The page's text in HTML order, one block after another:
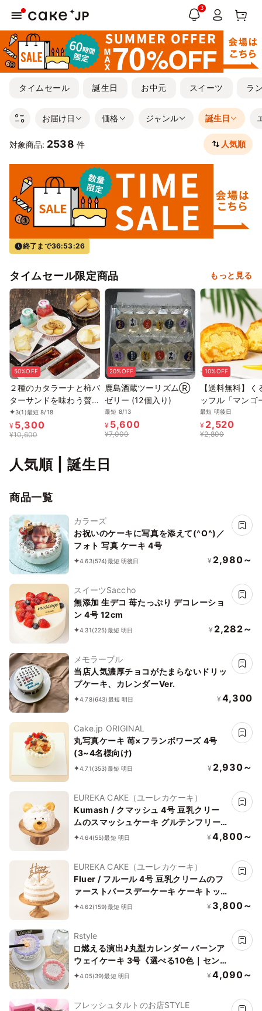
3
タイムセール 誕生日 お中元 スイーツ ラ
お届け日 価格 ジャンル 誕生日
対象商品: 2538 件 人気順
終了まで36:53:25
タイムセール限定商品 もっと見る
50%OFF
２種のカタラーナと柿バ
ターサンドを味わう贅沢
スイーツ福箱 6種セット
3(1)最短 8/18
¥ 5,300
¥10,600
20%OFF
鹿島酒蔵ツーリズムⓇ
ゼリー (12個入り)
最短 8/13
¥ 5,600
¥7,000
10%OFF
【送料無料】く
ッフル「マンゴ
のロールケーキ
最短 明後日
¥ 2,520
¥2,800
人気順 | 誕生日
商品一覧
カラーズ
お祝いのケーキに写真を添えて(^O^)／
フォト 写真 ケーキ 4号
4.63(574)最短 明後日 ¥ 2,980～
スイーツSaccho
無添加 生デコ 苺たっぷり デコレーショ
ン 4号 12cm
4.31(225)最短 明日 ¥ 2,282～
メモラーブル
当店人気濃厚チョコがたまらないドリッ
プケーキ、カレンダーVer.
4.78(643)最短 明日 ¥ 4,300
Cake.jp ORIGINAL
丸写真ケーキ 苺×フランボワーズ 4号
(3~4名様向け)
4.71(353)最短 明日 ¥ 2,930～
EUREKA CAKE（ユーレカケーキ）
Kumash / クマッシュ 4号 豆乳クリー
ムのスマッシュケーキ グルテンフリー
小麦不使用
4.64(55)最短 明日 ¥ 4,800～
EUREKA CAKE（ユーレカケーキ）
Fluer / フルール 4号 豆乳クリームのフ
ァーストバースデーケーキ ケーキトッ
パー付き グルテンフリー 小麦・乳不使
4.62(159)最短 明日 ¥ 3,800～
Rstyle
◻︎燃える演出♪丸型カレンダー バーンア
ウェイケーキ 3号《選べる10色｜セン
イルケーキ｜韓国｜お好きな日付とメッ
4.05(39)最短 明日 ¥ 4,090～
フレッシュタルトのお店STYLE